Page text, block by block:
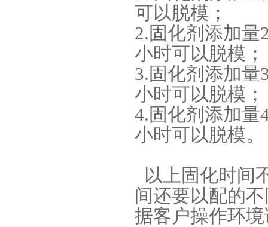
可以脱模；
2.固化剂添加量
小时可以脱模；
3.固化剂添加量
小时可以脱模；
4.固化剂添加量
小时可以脱模。
以上固化时间
间还要以配的
据客户操作环